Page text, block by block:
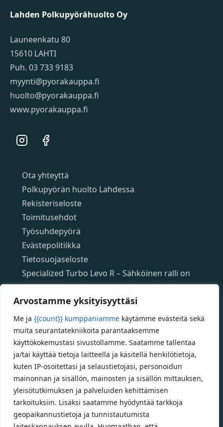
Arvostamme yksityisyyttäsi
Me ja {{count}} kumppaniamme käytämme evästeitä sekä
muita seurantatekniikoita parantaaksemme
käyttökokemustasi sivustollamme. Saatamme tallentaa
ja/tai käyttää tietoja laitteella ja käsitellä henkilötietoja,
kuten IP-osoitettasi ja selaustietojasi, personoidun
mainonnan ja sisällön, mainosten ja sisällön mittauksen,
yleisötutkimuksen ja palveluiden kehittämisen
tarkoituksiin. Lisäksi saatamme hyödyntää tarkkoja
geopaikannustietoja ja tunnistautumista
Lahden Polkupyörähuolto Oy
Launeenkatu 80
15610 LAHTI
Puh. 03 733 9183
myynti@pyorakauppa.fi
huolto@pyorakauppa.fi
www.pyorakauppa.fi
InstagramFacebook
SivutOta yhteyttä
Polkupyörän huolto Lahdessa
Rekisteriseloste
Toimitusehdot
Työsuhdepyörä
Evästepolitiikka
Tietosuojaseloste
Specialized Turbo Levo R – Sähköinen ralli on
täällä!
Specialized App – ilmainen mobiilisovellus
Specializedin sähköpyöriin
Custom polkupyörät
Fatbikellä helppoa ja huoletonta etenemistä
maastossa
Aukioloajat
Talvikauden aukioloajat (1.10.2025 – 28.2.2026)
Ma-Pe 10-18